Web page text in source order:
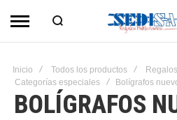
Inicio Todos los productos
Categorías especiales
Bolígrafos
BOLÍGRAFOS